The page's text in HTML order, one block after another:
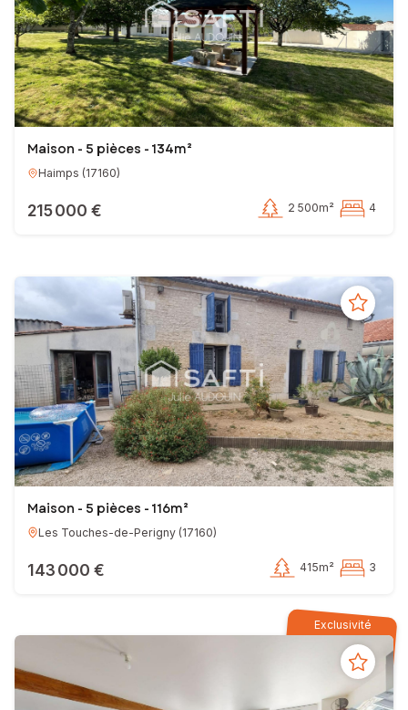
Maison - 5 pièces - 134m²
Haimps (17160)
215 000 € 2 500m² 4
Maison - 5 pièces - 116m²
Les Touches-de-Perigny (17160)
143 000 € 415m² 3
Exclusivité